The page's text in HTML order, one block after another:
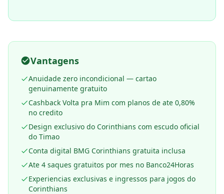
Vantagens
Anuidade zero incondicional — cartao
genuinamente gratuito
Cashback Volta pra Mim com planos de ate 0,80%
no credito
Design exclusivo do Corinthians com escudo oficial
do Timao
Conta digital BMG Corinthians gratuita inclusa
Ate 4 saques gratuitos por mes no Banco24Horas
Experiencias exclusivas e ingressos para jogos do
Corinthians